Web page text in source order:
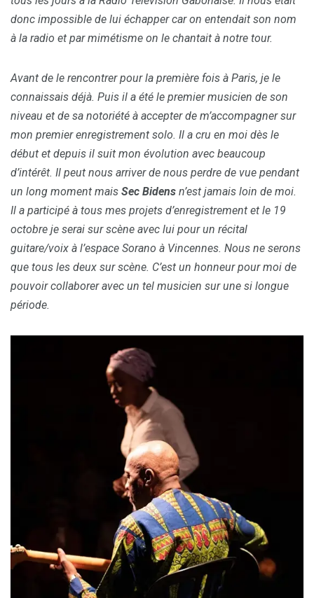
donc impossible de lui échapper car on entendait son nom
à la radio et par mimétisme on le chantait à notre tour.
Avant de le rencontrer pour la première fois à Paris, je le
connaissais déjà. Puis il a été le premier musicien de son
niveau et de sa notoriété à accepter de m’accompagner sur
mon premier enregistrement solo. Il a cru en moi dès le
début et depuis il suit mon évolution avec beaucoup
d’intérêt. Il peut nous arriver de nous perdre de vue pendant
un long moment mais Sec Bidens n’est jamais loin de moi.
Il a participé à tous mes projets d’enregistrement et le 19
octobre je serai sur scène avec lui pour un récital
guitare/voix à l’espace Sorano à Vincennes. Nous ne serons
que tous les deux sur scène. C’est un honneur pour moi de
pouvoir collaborer avec un tel musicien sur une si longue
période.